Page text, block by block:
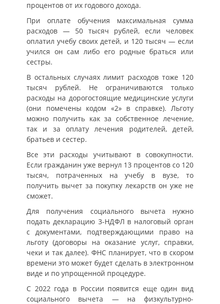
процентов от их годового дохода.
При оплате обучения максимальная сумма
расходов — 50 тысяч рублей, если человек
оплатил учебу своих детей, и 120 тысяч — если
учился он сам либо его родные браться или
сестры.
В остальных случаях лимит расходов тоже 120
тысяч рублей. Не ограничиваются только
расходы на дорогостоящие медицинские услуги
(они помечены кодом «2» в справке). Льготу
можно получить как за собственное лечение,
так и за оплату лечения родителей, детей,
братьев и сестер.
Все эти расходы учитывают в совокупности.
Если гражданин уже вернул 13 процентов со 120
тысяч, потраченных на учебу в вузе, то
получить вычет за покупку лекарств он уже не
сможет.
Для получения социального вычета нужно
подать декларацию 3-НДФЛ в налоговый орган
с документами, подтверждающими право на
льготу (договоры на оказание услуг, справки,
чеки и так далее). ФНС планирует, что в скором
времени это может будет сделать в электронном
виде и по упрощенной процедуре.
С 2022 года в России появится еще один вид
социального вычета — на физкультурно-